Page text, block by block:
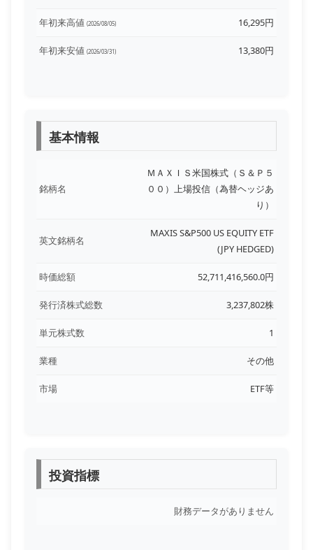
年初来高値 (2026/08/05) 16,295円
年初来安値 (2026/03/31) 13,380円
基本情報
銘柄名
ＭＡＸＩＳ米国株式（Ｓ＆Ｐ５
００）上場投信（為替ヘッジあ
り）
英文銘柄名
MAXIS S&P500 US EQUITY ETF
(JPY HEDGED)
時価総額 52,711,416,560.0円
発行済株式総数 3,237,802株
単元株式数 1
業種 その他
市場 ETF等
投資指標
財務データがありません